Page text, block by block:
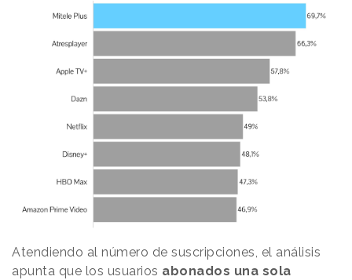
Atendiendo al número de suscripciones, el análisis
apunta que los usuarios abonados una sola